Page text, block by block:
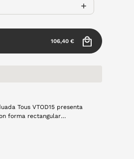
106,40 €
Tous VTOD15 presenta
forma rectangular
El icónico oso